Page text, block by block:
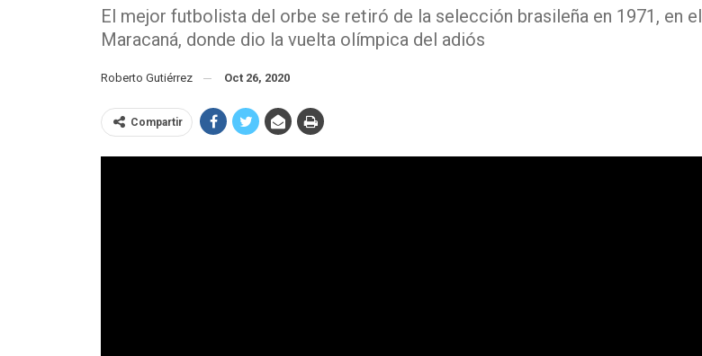
El mejor futbolista del orbe se retiró de la selección brasileña en 1971, en el
Maracaná, donde dio la vuelta olímpica del adiós
Roberto Gutiérrez Oct 26, 2020
Compartir